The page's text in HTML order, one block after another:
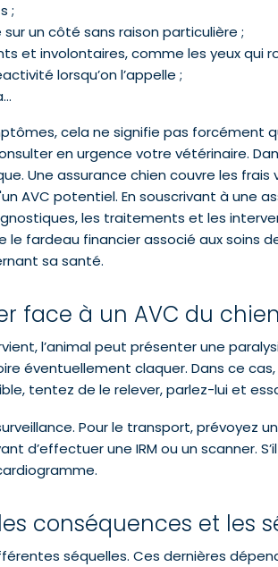
;
un côté sans raison particulière ;
et involontaires, comme les yeux qui
lorsqu’on l’appelle ;
cela ne signifie pas forcément
en urgence votre vétérinaire.
Une assurance chien couvre les
AVC potentiel. En souscrivant à une
les traitements et les
le fardeau financier associé aux
sa santé.
face à un AVC du chien
l’animal peut présenter une
éventuellement claquer. Dans ce
tentez de le relever, parlez-lui et
Pour le transport, prévoyez
d’effectuer une IRM ou un scanner.
conséquences et les
séquelles. Ces dernières